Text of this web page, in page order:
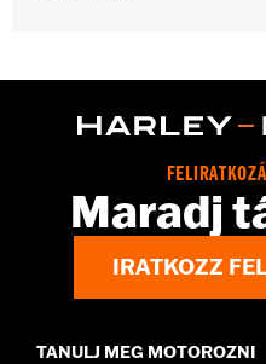
Collection:Genuine
d.com/warrantyfor full details
Maradj
IRATKOZZ
TANULJ MEG MOTOROZNI